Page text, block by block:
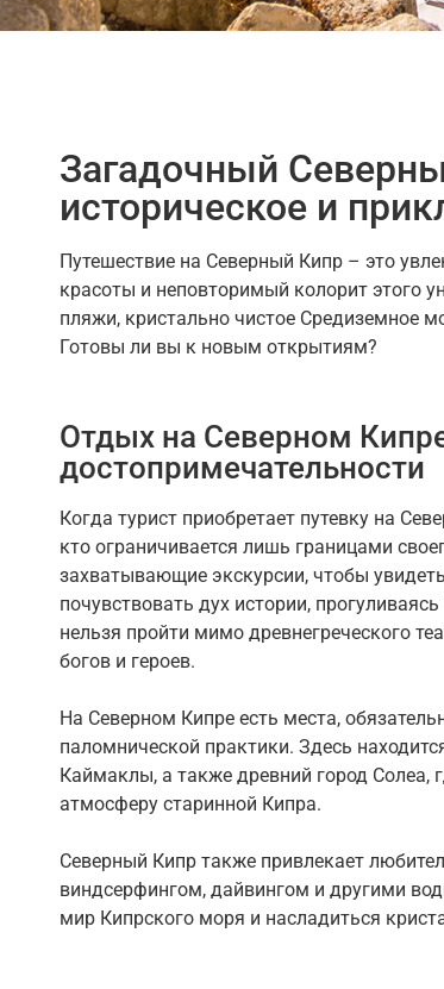
Загадочный
историческое и
Путешествие на Северный Кипр – это
красоты и неповторимый колорит этого
пляжи, кристально чистое Средиземное
Готовы ли вы к новым открытиям?
Отдых на Северном
достопримечательности
Когда турист приобретает путевку на
кто ограничивается лишь границами
захватывающие экскурсии, чтобы
почувствовать дух истории,
нельзя пройти мимо древнегреческого
богов и героев.
На Северном Кипре есть места,
паломнической практики. Здесь
Каймаклы, а также древний город Солеа,
атмосферу старинной Кипра.
Северный Кипр также привлекает
виндсерфингом, дайвингом и другими
мир Кипрского моря и насладиться